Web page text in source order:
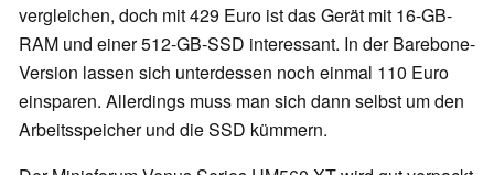
vergleichen, doch mit 429 Euro ist das Gerät mit 16-GB-
RAM und einer 512-GB-SSD interessant. In der Barebone-
Version lassen sich unterdessen noch einmal 110 Euro
einsparen. Allerdings muss man sich dann selbst um den
Arbeitsspeicher und die SSD kümmern.